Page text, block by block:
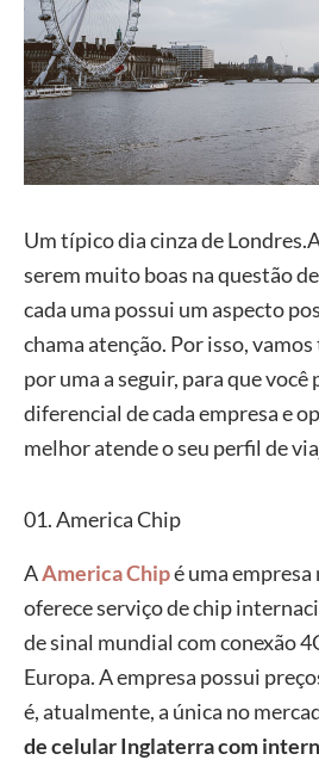
Um típico dia cinza de
serem muito boas na questão
cada uma possui um aspecto
chama atenção. Por isso,
por uma a seguir, para que você
diferencial de cada empresa e
melhor atende o seu perfil de
01. America Chip
AAmerica Chipé uma
oferece serviço de chip
de sinal mundial com conexão
Europa. A empresa possui
é, atualmente, a única no
de celular Inglaterra com